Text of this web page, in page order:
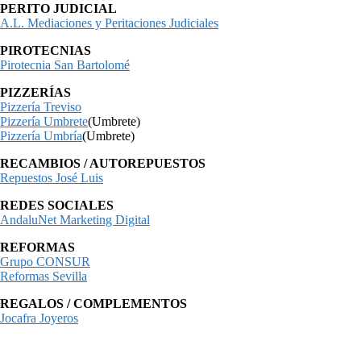
PERITO JUDICIAL
A.L. Mediaciones y Peritaciones Judiciales
PIROTECNIAS
Pirotecnia San Bartolomé
PIZZERÍAS
Pizzería Treviso
Pizzería Umbrete(Umbrete)
Pizzería Umbría(Umbrete)
RECAMBIOS / AUTOREPUESTOS
Repuestos José Luis
REDES SOCIALES
AndaluNet Marketing Digital
REFORMAS
Grupo CONSUR
Reformas Sevilla
REGALOS / COMPLEMENTOS
Jocafra Joyeros